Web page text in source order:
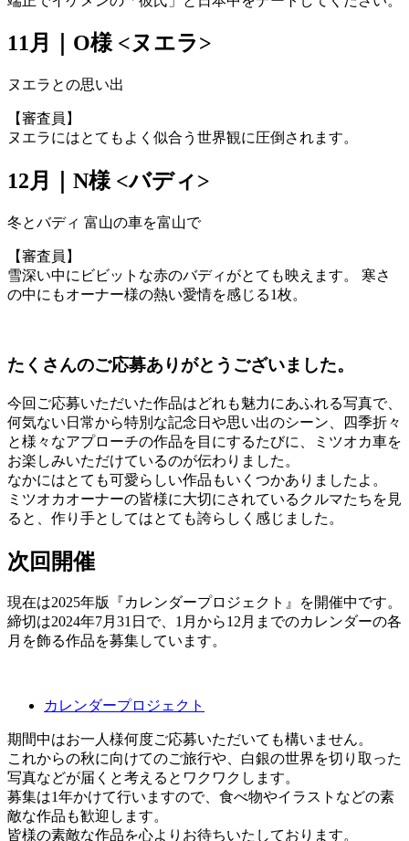
11月｜O様 <ヌエラ>
ヌエラとの思い出
【審査員】
ヌエラにはとてもよく似合う世界観に圧倒されます。
12月｜N様 <バディ>
冬とバディ 富山の車を富山で
【審査員】
雪深い中にビビットな赤のバディがとても映えます。 寒さ
の中にもオーナー様の熱い愛情を感じる1枚。
たくさんのご応募ありがとうございました。
今回ご応募いただいた作品はどれも魅力にあふれる写真で、
何気ない日常から特別な記念日や思い出のシーン、四季折々
と様々なアプローチの作品を目にするたびに、ミツオカ車を
お楽しみいただけているのが伝わりました。
なかにはとても可愛らしい作品もいくつかありましたよ。
ミツオカオーナーの皆様に大切にされているクルマたちを見
ると、作り手としてはとても誇らしく感じました。
次回開催
現在は2025年版『カレンダープロジェクト』を開催中です。
締切は2024年7月31日で、1月から12月までのカレンダーの各
月を飾る作品を募集しています。
カレンダープロジェクト
期間中はお一人様何度ご応募いただいても構いません。
これからの秋に向けてのご旅行や、白銀の世界を切り取った
写真などが届くと考えるとワクワクします。
募集は1年かけて行いますので、食べ物やイラストなどの素
敵な作品も歓迎します。
皆様の素敵な作品を心よりお待ちいたしております。